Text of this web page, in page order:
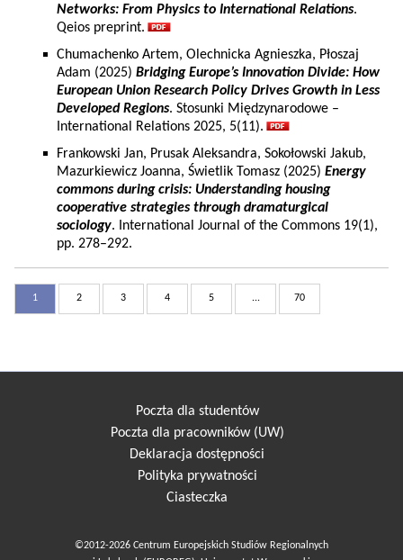
Networks: From Physics to International Relations.
Qeios preprint.
Chumachenko Artem, Olechnicka Agnieszka, Płoszaj
Adam (2025) Bridging Europe’s Innovation Divide: How
European Union Research Policy Drives Growth in Less
Developed Regions. Stosunki Międzynarodowe –
International Relations 2025, 5(11).
Frankowski Jan, Prusak Aleksandra, Sokołowski Jakub,
Mazurkiewicz Joanna, Świetlik Tomasz (2025) Energy
commons during crisis: Understanding housing
cooperative strategies through dramaturgical
sociology. International Journal of the Commons 19(1),
pp. 278–292.
1 2 3 4 5 ... 70
Poczta dla studentów
Poczta dla pracowników (UW)
Deklaracja dostępności
Polityka prywatności
Ciasteczka
©2012-2026 Centrum Europejskich Studiów Regionalnych